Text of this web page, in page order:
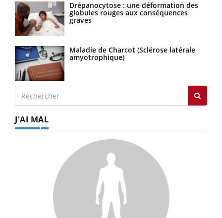
Drépanocytose : une déformation des
globules rouges aux conséquences
graves
Maladie de Charcot (Sclérose latérale
amyotrophique)
J'AI MAL